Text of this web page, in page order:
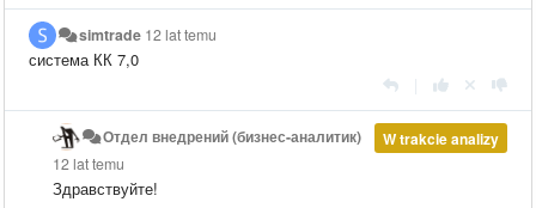
simtrade 12 lat temu
система КК 7,0
W trakcie analizy
Отдел внедрений (бизнес-аналитик)
12 lat temu
Здравствуйте!